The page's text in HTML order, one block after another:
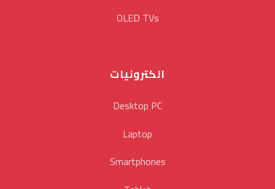
OLED TVs
الكترونيات
Desktop PC
Laptop
Smartphones